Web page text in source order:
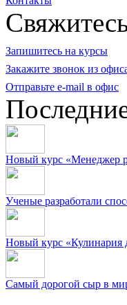
Запишитесь на курсы
Закажите звонок из
Отправьте e-mail в офис
Новый курс «Менеджер
Ученые разработали
Новый курс «Кулинария
Самый дорогой сыр в